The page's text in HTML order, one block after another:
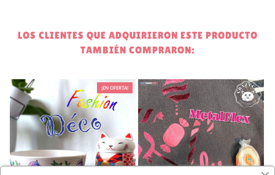
LOS CLIENTES QUE ADQUIRIERON ESTE PRODUCTO
TAMBIÉN COMPRARON:
¡EN OFERTA!